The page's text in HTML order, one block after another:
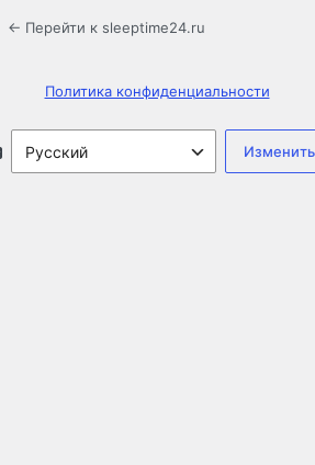
← Перейти к sleeptime24.ru
Политика конфиденциальности
Язык